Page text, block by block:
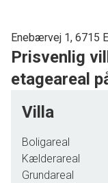
Enebærvej 1, 6715
Prisvenlig
etageareal
børnevenlig lomme.
Her er man desuden
både skole, midtbyen,
Villa
Boligareal
Kælderareal
Grundareal